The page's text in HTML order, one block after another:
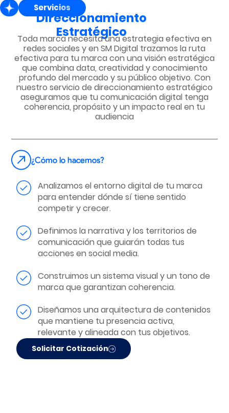
Servicios
Direccionamiento
Estratégico
Toda marca necesita una estrategia efectiva en
redes sociales y en SM Digital trazamos la ruta
efectiva para tu marca con una visión estratégica
que combina data, creatividad y conocimiento
profundo del mercado y su público objetivo. Con
nuestro servicio de direccionamiento estratégico
aseguramos que tu comunicación digital tenga
coherencia, propósito y un impacto real en tu
audiencia
¿Cómo lo hacemos?
Analizamos el entorno digital de tu marca
para entender dónde sí tiene sentido
competir y crecer.
Definimos la narrativa y los territorios de
comunicación que guiarán todas tus
acciones en social media.
Construimos un sistema visual y un tono de
marca que garantizan coherencia.
Diseñamos una arquitectura de contenidos
que mantiene tu presencia activa,
relevante y alineada con tus objetivos.
Solicitar Cotización